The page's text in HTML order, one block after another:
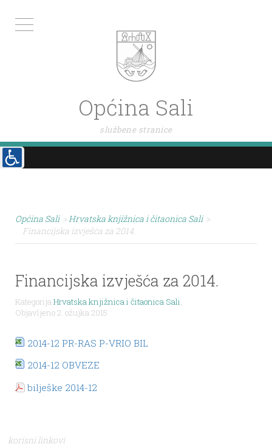
Općina Sali
službene stranice
Općina Sali > Hrvatska knjižnica i čitaonica Sali >
Financijska izvješća za 2014.
Financijska izvješća za 2014.
KategorijaHrvatska knjižnica i čitaonica Sali,
Objavljeno 2. ožujka 2015.
2014-12 PR-RAS P-VRIO BIL
2014-12 OBVEZE
bilješke 2014-12
korisni linkovi